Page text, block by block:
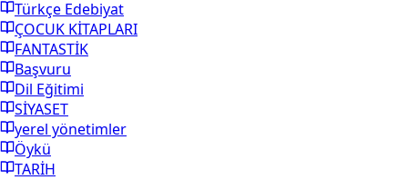
Türkçe Edebiyat
ÇOCUK KİTAPLARI
FANTASTİK
Başvuru
Dil Eğitimi
SİYASET
yerel yönetimler
Öykü
TARİH